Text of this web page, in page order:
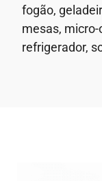
fogão,
mesas,
refrigerador,